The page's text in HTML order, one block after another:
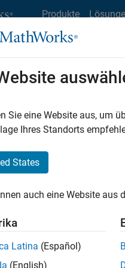
Produkte
Stellensuche
FILTER:
Stellen
Es
Region
Sie eine Website aus, um
Ihres Standorts
States
auch eine Website aus
Latina (Español)
(English)